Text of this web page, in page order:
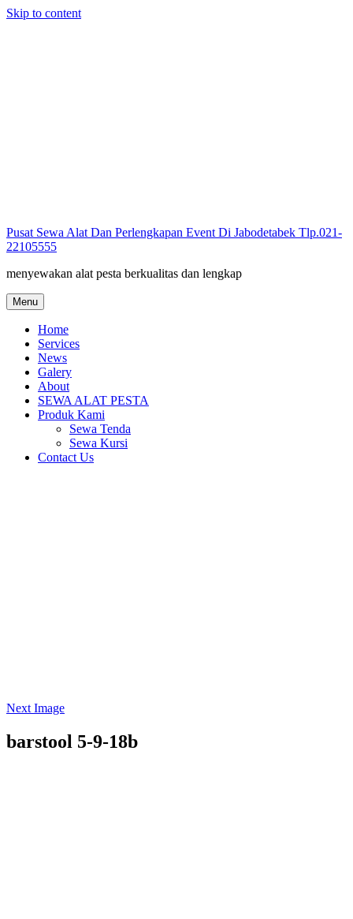
Skip to content
Pusat Sewa Alat Dan Perlengkapan Event Di Jabodetabek Tlp.021-
22105555
menyewakan alat pesta berkualitas dan lengkap
Menu
Home
Services
News
Galery
About
SEWA ALAT PESTA
Produk Kami
Sewa Tenda
Sewa Kursi
Contact Us
Next Image
barstool 5-9-18b